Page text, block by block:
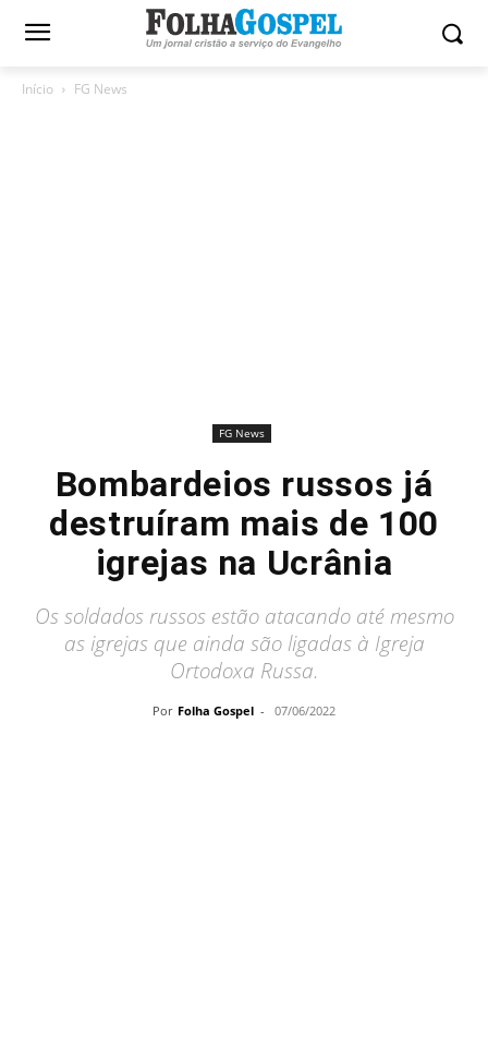
Início FG News
FG News
Bombardeios russos já
destruíram mais de 100
igrejas na Ucrânia
Os soldados russos estão atacando até mesmo
as igrejas que ainda são ligadas à Igreja
Ortodoxa Russa.
Por Folha Gospel - 07/06/2022